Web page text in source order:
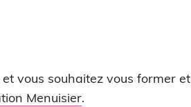
vous souhaitez vous former et
Menuisier.